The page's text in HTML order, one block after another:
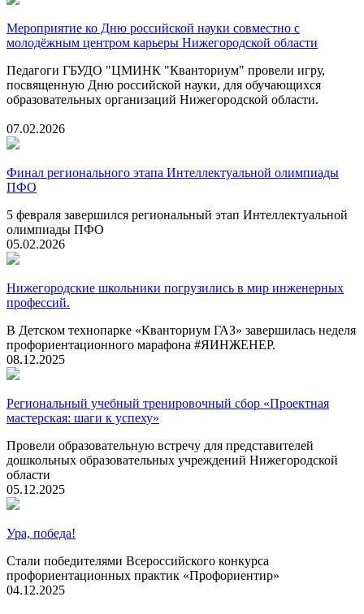
Мероприятие ко Дню российской науки совместно с
молодёжным центром карьеры Нижегородской области
Педагоги ГБУДО "ЦМИНК "Кванториум" провели игру,
посвященную Дню российской науки, для обучающихся
образовательных организаций Нижегородской области.
07.02.2026
Финал регионального этапа Интеллектуальной олимпиады
ПФО
5 февраля завершился региональный этап Интеллектуальной
олимпиады ПФО
05.02.2026
Нижегородские школьники погрузились в мир инженерных
профессий.
В Детском технопарке «Кванториум ГАЗ» завершилась неделя
профориентационного марафона #ЯИНЖЕНЕР.
08.12.2025
Региональный учебный тренировочный сбор «Проектная
мастерская: шаги к успеху»
Провели образовательную встречу для представителей
дошкольных образовательных учреждений Нижегородской
области
05.12.2025
Ура, победа!
Стали победителями Всероссийского конкурса
профориентационных практик «Профориентир»
04.12.2025